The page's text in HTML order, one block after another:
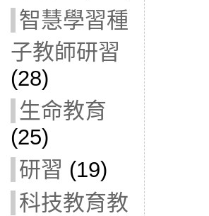
智慧學習種
子教師研習
(28)
生命教育
(25)
研習 (19)
科技教育教